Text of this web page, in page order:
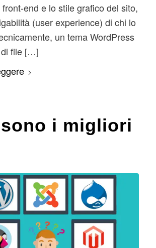
end e lo stile grafico del sito,
(user experience) di chi lo
un tema WordPress
di file […]
i migliori